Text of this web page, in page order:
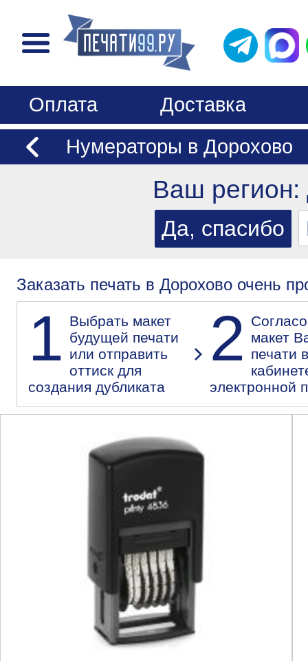
Оплата
Доставка
Нумераторы в Дорохово
Ваш регион:
Заказать печать в Дорохово очень
1 Выбрать макет
будущей печати
или отправить
оттиск для
создания дубликата
2
макет
печати
электронной